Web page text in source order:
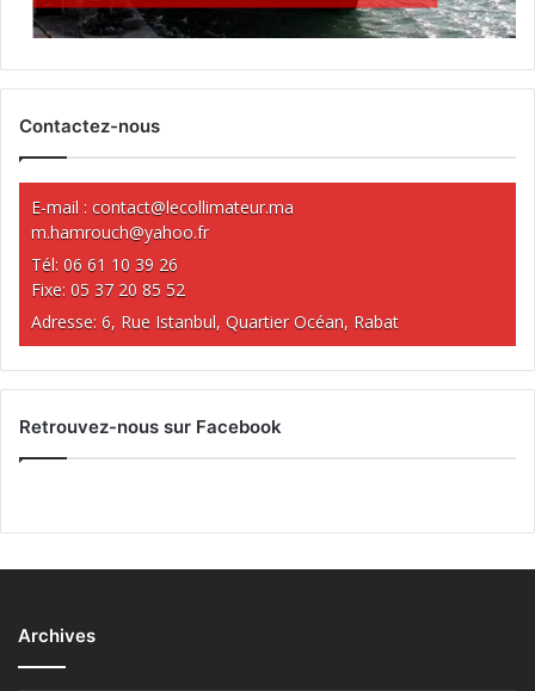
Contactez-nous
E-mail : contact@lecollimateur.ma
m.hamrouch@yahoo.fr
Tél: 06 61 10 39 26
Fixe: 05 37 20 85 52
Adresse: 6, Rue Istanbul, Quartier Océan, Rabat
Retrouvez-nous sur Facebook
Archives